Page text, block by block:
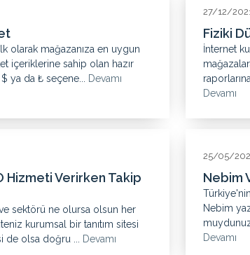
olarak mağazanıza en uygun
içeriklerine sahip olan hazır
ya da ₺ seçene...
Devamı
27/12/
Fiziki
İnternet
Devamı
Hizmeti Verirken Takip
sektörü ne olursa olsun her
kurumsal bir tanıtım sitesi
de olsa doğru ...
Devamı
25/05/
Nebim
Nebim
Devamı